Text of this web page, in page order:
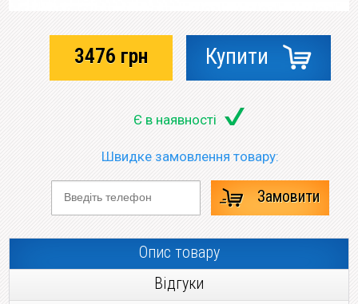
3476 грн Купити
Є в наявності
Швидке замовлення товару:
Замовити
Опис товару
Відгуки